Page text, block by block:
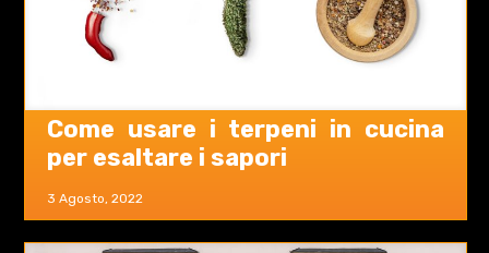
3 Agosto, 2022
Come usare i terpeni in cucina
per esaltare i sapori